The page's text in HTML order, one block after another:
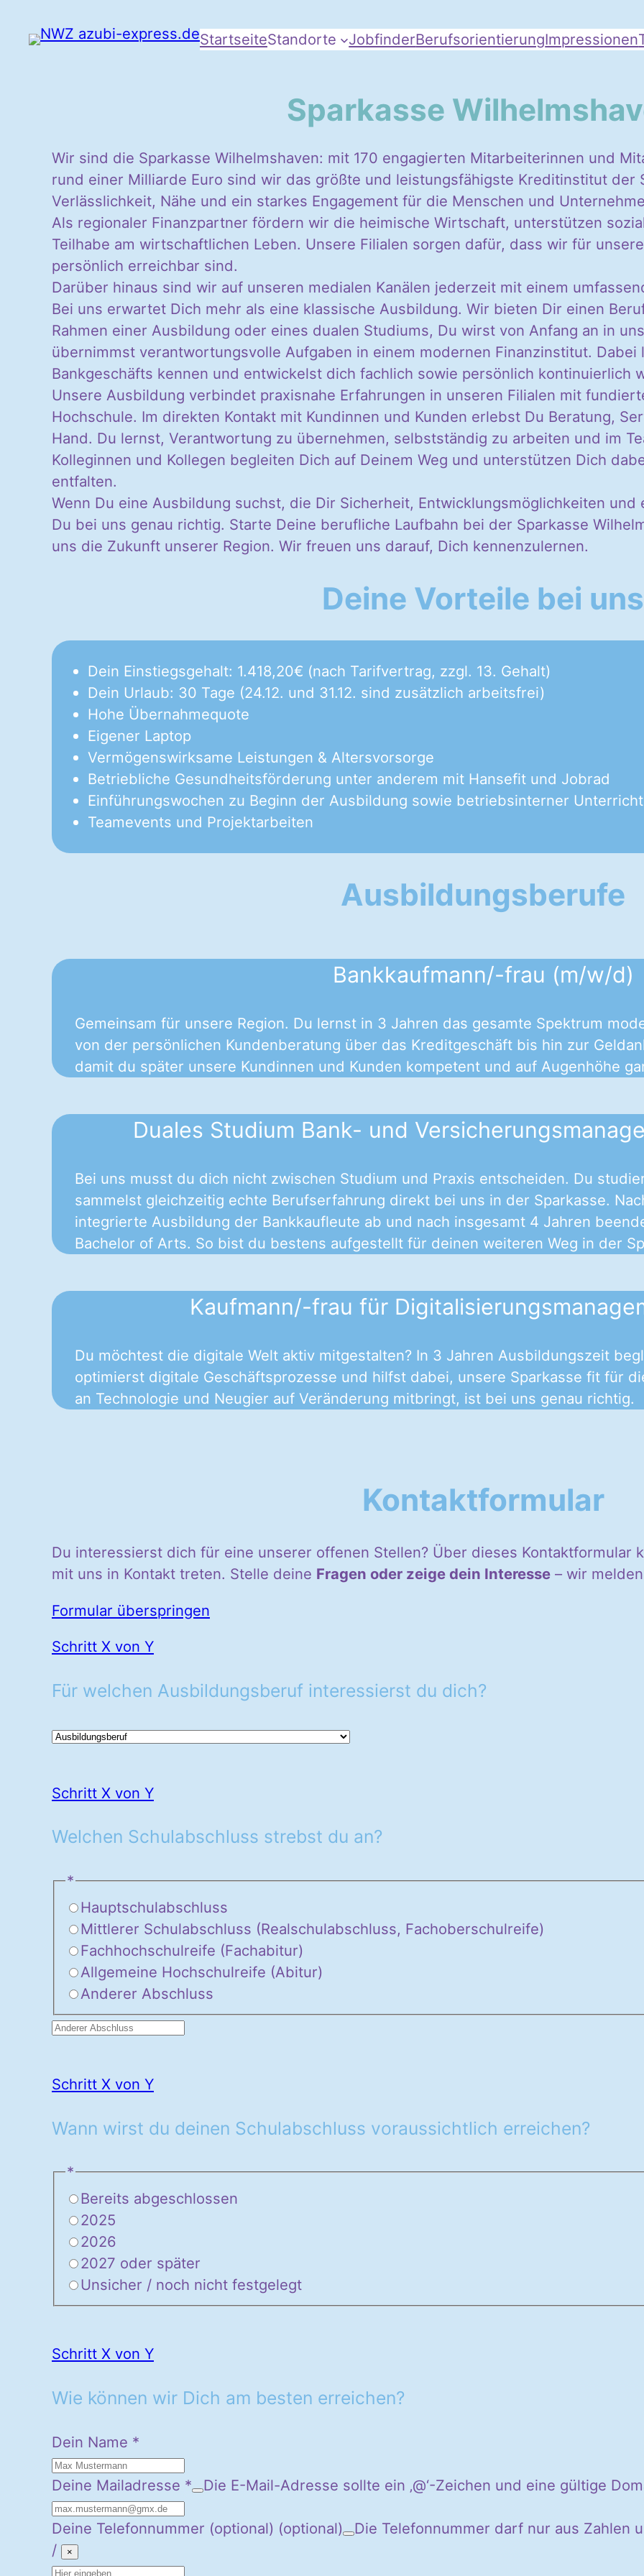
StartseiteStandorte JobfinderBerufsorientierungImpressionen
Sparkasse
Wir sind die Sparkasse Wilhelmshaven: mit 170 engagierten Mitarbeiterinnen und
rund einer Milliarde Euro sind wir das größte und leistungsfähigste Kreditinstitut der
Verlässlichkeit, Nähe und ein starkes Engagement für die Menschen und
Als regionaler Finanzpartner fördern wir die heimische Wirtschaft, unterstützen
Teilhabe am wirtschaftlichen Leben. Unsere Filialen sorgen dafür, dass wir für
persönlich erreichbar sind.
Darüber hinaus sind wir auf unseren medialen Kanälen jederzeit mit einem
Bei uns erwartet Dich mehr als eine klassische Ausbildung. Wir bieten Dir einen
Rahmen einer Ausbildung oder eines dualen Studiums, Du wirst von Anfang an in
übernimmst verantwortungsvolle Aufgaben in einem modernen Finanzinstitut.
Bankgeschäfts kennen und entwickelst dich fachlich sowie persönlich kontinuierlich
Unsere Ausbildung verbindet praxisnahe Erfahrungen in unseren Filialen mit
Hochschule. Im direkten Kontakt mit Kundinnen und Kunden erlebst Du Beratung,
Hand. Du lernst, Verantwortung zu übernehmen, selbstständig zu arbeiten und im
Kolleginnen und Kollegen begleiten Dich auf Deinem Weg und unterstützen Dich
entfalten.
Wenn Du eine Ausbildung suchst, die Dir Sicherheit, Entwicklungsmöglichkeiten
Du bei uns genau richtig. Starte Deine berufliche Laufbahn bei der Sparkasse
uns die Zukunft unserer Region. Wir freuen uns darauf, Dich kennenzulernen.
Deine Vorteile bei uns
Dein Einstiegsgehalt: 1.418,20€ (nach Tarifvertrag, zzgl. 13. Gehalt)
Dein Urlaub: 30 Tage (24.12. und 31.12. sind zusätzlich arbeitsfrei)
Hohe Übernahmequote
Eigener Laptop
Vermögenswirksame Leistungen & Altersvorsorge
Betriebliche Gesundheitsförderung unter anderem mit Hansefit und Jobrad
Einführungswochen zu Beginn der Ausbildung sowie betriebsinterner Unterricht
Teamevents und Projektarbeiten
Ausbildungsberufe
Bankkaufmann/-frau (m/w/d)
Gemeinsam für unsere Region. Du lernst in 3 Jahren das gesamte Spektrum
von der persönlichen Kundenberatung über das Kreditgeschäft bis hin zur
damit du später unsere Kundinnen und Kunden kompetent und auf Augenhöhe
Duales Studium Bank- und
Bei uns musst du dich nicht zwischen Studium und Praxis entscheiden. Du
sammelst gleichzeitig echte Berufserfahrung direkt bei uns in der Sparkasse.
integrierte Ausbildung der Bankkaufleute ab und nach insgesamt 4 Jahren
Bachelor of Arts. So bist du bestens aufgestellt für deinen weiteren Weg in der
Kaufmann/-frau für
Du möchtest die digitale Welt aktiv mitgestalten? In 3 Jahren Ausbildungszeit
optimierst digitale Geschäftsprozesse und hilfst dabei, unsere Sparkasse fit für
an Technologie und Neugier auf Veränderung mitbringt, ist bei uns genau richtig.
Kontaktformular
Du interessierst dich für eine unserer offenen Stellen? Über dieses Kontaktformular
mit uns in Kontakt treten. Stelle deine Fragen oder zeige dein Interesse – wir
Formular überspringen
Schritt X von Y
Für welchen Ausbildungsberuf interessierst du dich?
Schritt X von Y
Welchen Schulabschluss strebst du an?
*
Hauptschulabschluss
Mittlerer Schulabschluss (Realschulabschluss, Fachoberschulreife)
Fachhochschulreife (Fachabitur)
Allgemeine Hochschulreife (Abitur)
Anderer Abschluss
Schritt X von Y
Wann wirst du deinen Schulabschluss voraussichtlich erreichen?
*
Bereits abgeschlossen
2025
2026
2027 oder später
Unsicher / noch nicht festgelegt
Schritt X von Y
Wie können wir Dich am besten erreichen?
Dein Name *
Deine Mailadresse * Die E-Mail-Adresse sollte ein ‚@‘-Zeichen und eine gültige
Deine Telefonnummer (optional) (optional)
Die Telefonnummer darf nur aus Zahlen
/
×